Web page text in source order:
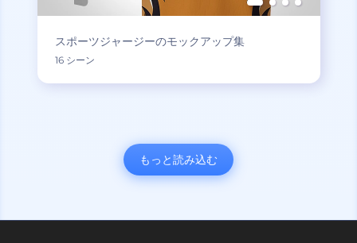
スポーツジャージーのモックアップ集
16 シーン
もっと読み込む